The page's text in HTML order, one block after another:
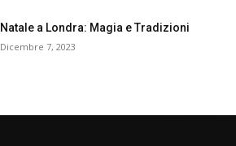
Natale a Londra: Magia e Tradizioni
Dicembre 7, 2023